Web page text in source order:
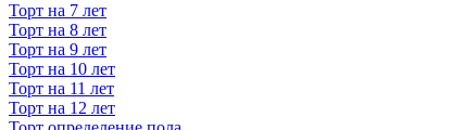
Торт на 7 лет
Торт на 8 лет
Торт на 9 лет
Торт на 10 лет
Торт на 11 лет
Торт на 12 лет